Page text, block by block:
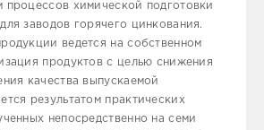
процессов химической подготовки
заводов горячего цинкования.
ведется на собственном
продуктов с целью снижения
качества выпускаемой
результатом практических
непосредственно на семи